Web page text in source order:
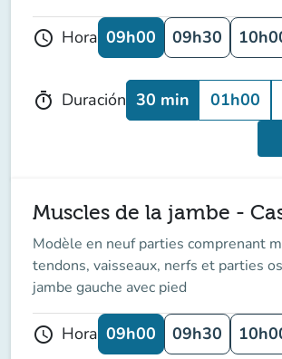
schedule Hora 09h00 09h30
timer Duración 30 min 01h00
Muscles de la jambe -
Modèle en neuf parties comprenant
tendons, vaisseaux, nerfs et parties
jambe gauche avec pied
schedule Hora 09h00 09h30